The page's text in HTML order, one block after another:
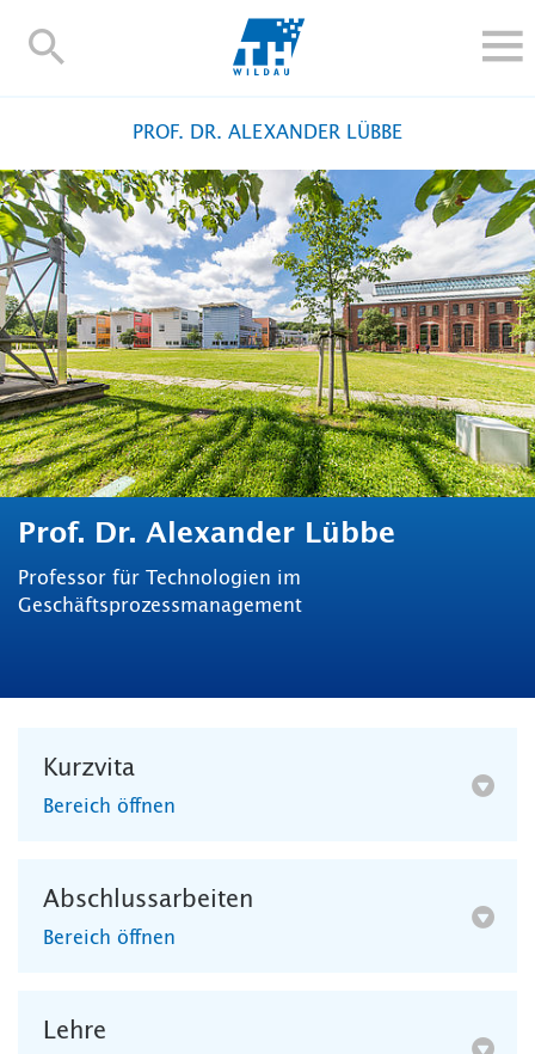
TH-
FORSCHUNG UND TRANSFER
ALUMNI
HOCHSCHULE
INTERNATIONAL
BESCHÄFTIGTE
Blogs Kontakt und Anfahrt Webmail Moodle
TH Online-Portal Personensuche English
PROF. DR. ALEXANDER LÜBBE
Prof. Dr. Alexander Lübbe
Professor für Technologien im
Geschäftsprozessmanagement
Kurzvita
Bereich öffnen
Abschlussarbeiten
Bereich öffnen
Lehre